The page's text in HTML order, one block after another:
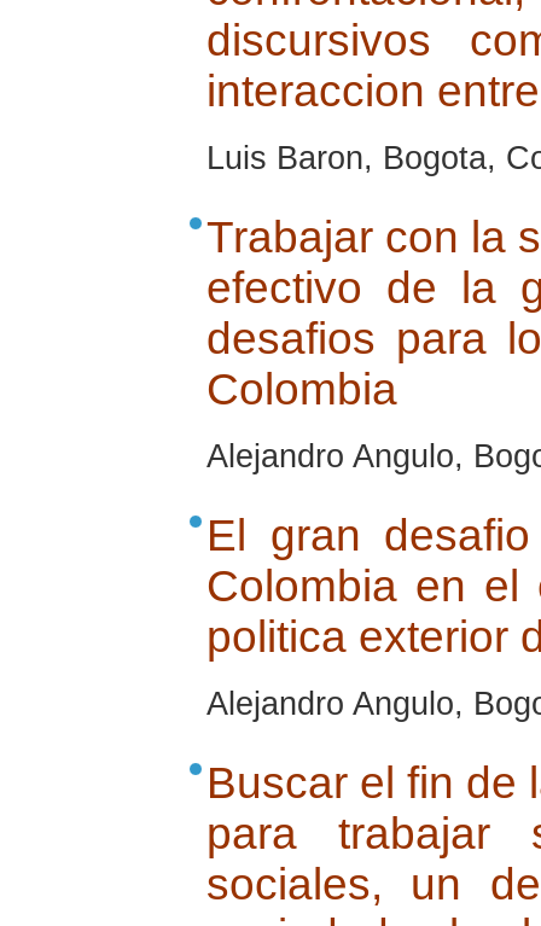
discursivos
interaccion
Luis Baron, Bogota,
Trabajar con la
efectivo de la
desafios para
Colombia
Alejandro Angulo,
El gran
Colombia en el
politica exterior
Alejandro Angulo,
Buscar el fin de
para trabajar
sociales, un